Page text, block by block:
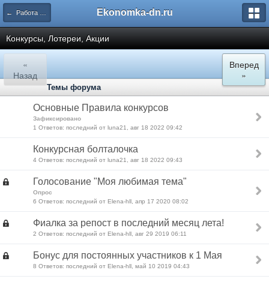
← Работа сайта и форума Ekonomka-dn.ru
Конкурсы, Лотереи, Акции
«
Назад
Вперед
»
Темы форума
Основные Правила конкурсов
Зафиксировано
1 Ответов: последний от luna21, авг 18 2022 09:42
Конкурсная болталочка
4 Ответов: последний от luna21, авг 18 2022 09:43
Голосование "Моя любимая тема"
Опрос
6 Ответов: последний от Elena-hll, апр 17 2020 08:02
Фиалка за репост в последний месяц лета!
2 Ответов: последний от Elena-hll, авг 29 2019 06:11
Бонус для постоянных участников к 1 Мая
8 Ответов: последний от Elena-hll, май 10 2019 04:43